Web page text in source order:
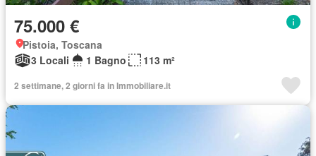
75.000 €
Pistoia, Toscana
3 Locali
1 Bagno 113 m²
2 settimane, 2 giorni fa in Immobiliare.it